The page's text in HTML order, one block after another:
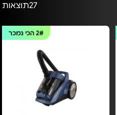
27תוצאות
2#הכי נמכר